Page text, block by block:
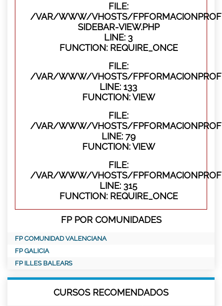
FILE:
/VAR/WWW/VHOSTS/
SIDEBAR-VIEW.PHP
LINE: 3
FUNCTION: REQUIRE_ONCE
FILE:
/VAR/WWW/VHOSTS/
LINE: 133
FUNCTION: VIEW
FILE:
/VAR/WWW/VHOSTS/
LINE: 79
FUNCTION: VIEW
FILE:
/VAR/WWW/VHOSTS/
LINE: 315
FUNCTION: REQUIRE_ONCE
FP POR COMUNIDADES
FP COMUNIDAD VALENCIANA
FP GALICIA
FP ILLES BALEARS
CURSOS RECOMENDADOS